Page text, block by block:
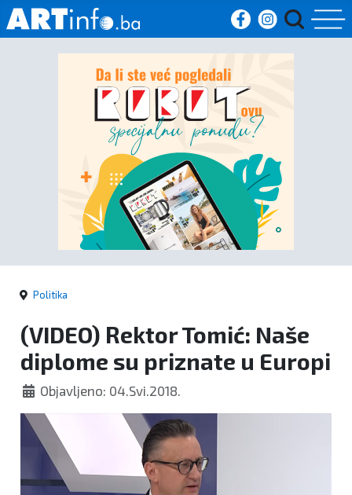
Početna
Kultura
kronika
Politika
Zanimljivosti
Politika
(VIDEO) Rektor Tomić: Naše
diplome su priznate u Europi
Objavljeno: 04.Svi.2018.